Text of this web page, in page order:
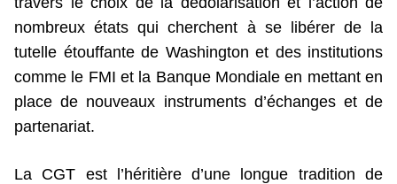
nombreux états qui cherchent à se libérer de la
tutelle étouffante de Washington et des institutions
comme le FMI et la Banque Mondiale en mettant en
place de nouveaux instruments d’échanges et de
partenariat.
La CGT est l’héritière d’une longue tradition de